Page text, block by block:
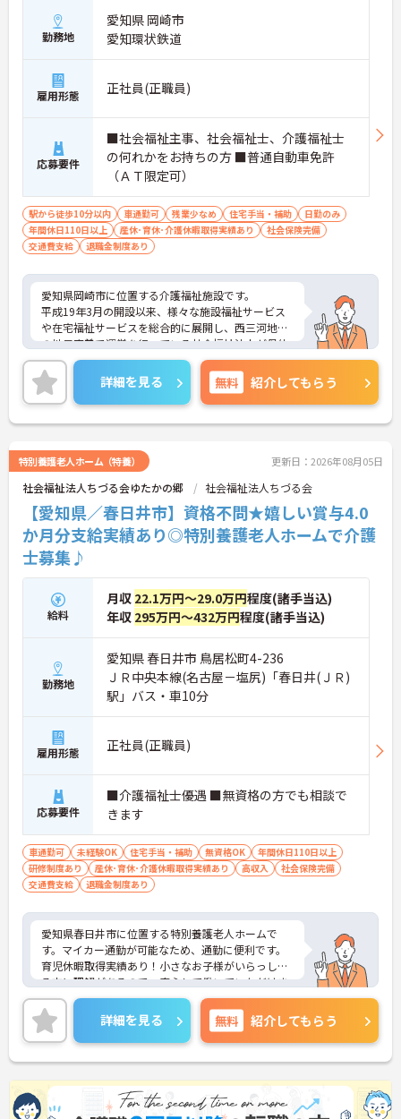
勤務地
愛知県 岡崎市
愛知環状鉄道
雇用形態 正社員(正職員)
応募要件
■社会福祉主事、社会福祉士、介護福祉士
の何れかをお持ちの方 ■普通自動車免許
（ＡＴ限定可）
駅から徒歩10分以内 車通勤可 残業少なめ 住宅手当・補助
日勤のみ
年間休日110日以上
産休･育休･介護休暇取得実績あり
社会保険完備
交通費支給
退職金制度あり
愛知県岡崎市に位置する介護福祉施設です。
平成19年3月の開設以来、様々な施設福祉サービス
や在宅福祉サービスを総合的に展開し、西三河地区
の地元密着で運営を行っている社会福祉法人が母体
となっています。
リゾートホテル・スポーツクラブ・ゴルフ練習場優
待利用などユニークな福利厚生もありますので、リ
フレッシュしながら元気に働きたいという方、是非
ご応募ください！
詳細を見る 無料 紹介してもらう
特別養護老人ホーム（特養） 更新日：2026年08月05日
社会福祉法人ちづる会ゆたかの郷 社会福祉法人ちづる会
【愛知県／春日井市】資格不問★嬉しい賞与4.0
か月分支給実績あり◎特別養護老人ホームで介護
士募集♪
給料
月収 22.1万円～29.0万円程度(諸手当込)
年収 295万円～432万円程度(諸手当込)
勤務地
愛知県 春日井市 鳥居松町4-236
ＪＲ中央本線(名古屋－塩尻)「春日井(ＪＲ)
駅」バス・車10分
雇用形態 正社員(正職員)
応募要件
■介護福祉士優遇 ■無資格の方でも相談で
きます
車通勤可 未経験OK 住宅手当・補助 無資格OK
年間休日110日以上
研修制度あり
産休･育休･介護休暇取得実績あり 高収入
社会保険完備
交通費支給
退職金制度あり
愛知県春日井市に位置する特別養護老人ホームで
す。マイカー通勤が可能なため、通勤に便利です。
育児休暇取得実績あり！小さなお子様がいらっしゃ
る方に理解があるので、安心して働いていただけま
す。
また、年間休日110日以上で残業時間はほとんど発
生しません。自分の時間を大切にしたい方にぴった
りです。プライベートとメリハリをつけて勤務でき
ます。
ご興味をお持ちの方には、詳細の情報や面接のポイ
ントをお伝えしますのでお気軽にお問い合わせくだ
さい。
詳細を見る 無料 紹介してもらう